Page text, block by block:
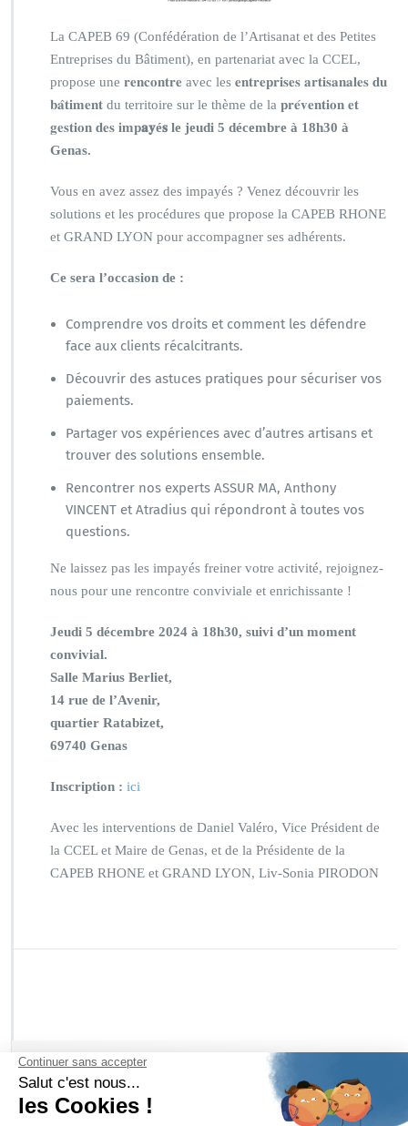
La CAPEB 69 (Confédération de l’Artisanat et des Petites
Entreprises du Bâtiment), en partenariat avec la CCEL,
propose une 𝐫𝐞𝐧𝐜𝐨𝐧𝐭𝐫𝐞 avec les 𝐞𝐧𝐭𝐫𝐞𝐩𝐫𝐢𝐬𝐞𝐬 𝐚𝐫𝐭𝐢𝐬𝐚𝐧𝐚𝐥𝐞𝐬 𝐝𝐮
𝐛𝐚̂𝐭𝐢𝐦𝐞𝐧𝐭 du territoire sur le thème de la 𝐩𝐫𝐞́𝐯𝐞𝐧𝐭𝐢𝐨𝐧 𝐞𝐭
𝐠𝐞𝐬𝐭𝐢𝐨𝐧 𝐝𝐞𝐬 𝐢𝐦𝐩𝐚𝐲é𝐬 le jeudi 5 décembre à 18h30 à
Genas.
Vous en avez assez des impayés ? Venez découvrir les
solutions et les procédures que propose la CAPEB RHONE
et GRAND LYON pour accompagner ses adhérents.
Ce sera l’occasion de :
Comprendre vos droits et comment les défendre
face aux clients récalcitrants.
Découvrir des astuces pratiques pour sécuriser vos
paiements.
Partager vos expériences avec d’autres artisans et
trouver des solutions ensemble.
Rencontrer nos experts ASSUR MA, Anthony
VINCENT et Atradius qui répondront à toutes vos
questions.
Ne laissez pas les impayés freiner votre activité, rejoignez-
nous pour une rencontre conviviale et enrichissante !
Jeudi 5 décembre 2024 à 18h30, suivi d’un moment
convivial.
Salle Marius Berliet,
14 rue de l’Avenir,
quartier Ratabizet,
69740 Genas
Inscription : ici
Avec les interventions de Daniel Valéro, Vice Président de
la CCEL et Maire de Genas, et de la Présidente de la
CAPEB RHONE et GRAND LYON, Liv-Sonia PIRODON